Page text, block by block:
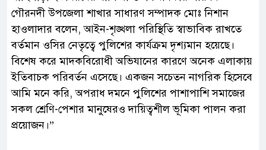
গৌরনদী উপজেলা শাখার সাধারণ সম্পাদক মোঃ নিশান
হাওলাদার বলেন, আইন-শৃঙ্খলা পরিস্থিতি স্বাভাবিক রাখতে
বর্তমান ওসির নেতৃত্বে পুলিশের কার্যক্রম দৃশ্যমান হয়েছে।
বিশেষ করে মাদকবিরোধী অভিযানের কারণে অনেক এলাকায়
ইতিবাচক পরিবর্তন এসেছে। একজন সচেতন নাগরিক হিসেবে
আমি মনে করি, অপরাধ দমনে পুলিশের পাশাপাশি সমাজের
সকল শ্রেণি-পেশার মানুষেরও দায়িত্বশীল ভূমিকা পালন করা
প্রয়োজন।”